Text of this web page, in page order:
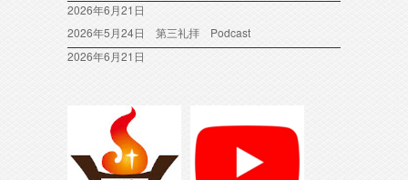
2026年6月21日
2026年5月24日 第三礼拝 Podcast
2026年6月21日